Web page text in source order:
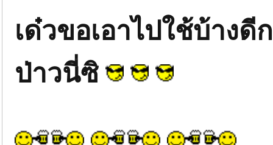
เด๋วขอเอาไปใช้บ้างดี
ป่าวนี่ซิ